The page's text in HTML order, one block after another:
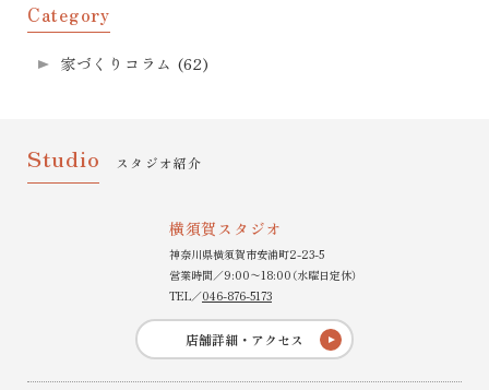
Category
家づくりコラム (62)
Studio スタジオ紹介
横須賀スタジオ
神奈川県横須賀市安浦町2-23-5
営業時間／9:00〜18:00（水曜日定休）
TEL／046-876-5173
店舗詳細・アクセス